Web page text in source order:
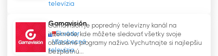
televízia
Gamavisión
Ekvádor
Všeobecná
televízia
Gamavisión je popredný televízny kanál na
internete, kde môžete sledovať všetky svoje
obľúbené programy naživo. Vychutnajte si najlepšiu
bezplatnú...